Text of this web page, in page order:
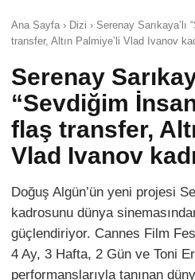
Ana Sayfa › Dizi › Serenay
transfer, Altın Palmiye’li Vlad Ivanov
Serenay
“Sevdiğim
flaş transfer,
Vlad Ivanov
Doğuş Algün’ün yeni projesi
kadrosunu dünya
güçlendiriyor. Cannes Film
4 Ay, 3 Hafta, 2 Gün ve Toni
performanslarıyla tanınan